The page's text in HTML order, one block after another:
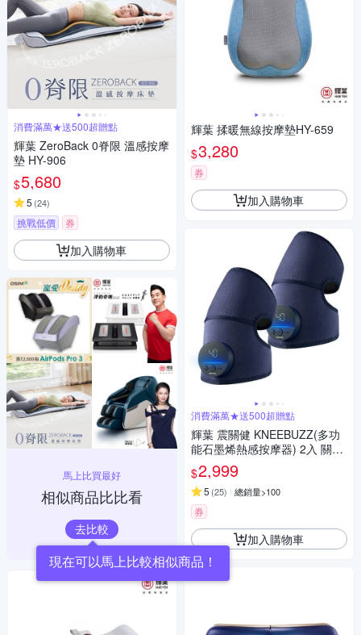
消費滿萬★送500超贈點
輝葉 ZeroBack 0脊限 溫感按摩
墊 HY-906
$5,680
5 (24)
挑戰低價 券
加入購物車
馬上比買最好
相似商品比比看
去比較
現在可以馬上比較相似商品！
輝葉 揉暖無線按摩墊HY-659
$3,280
券
加入購物車
消費滿萬★送500超贈點
輝葉 震關健 KNEEBUZZ(多功
能石墨烯熱感按摩器) 2入 關節
按摩 膝蓋按摩 HY-762
$2,999
5 (25) 總銷量>100
券
加入購物車